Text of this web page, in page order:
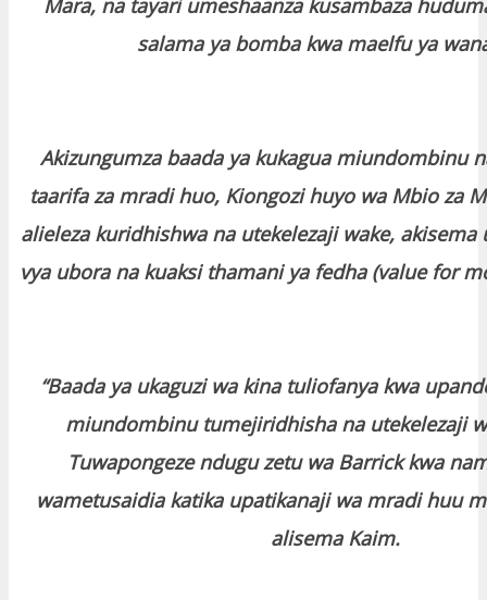
Mara, na tayari umeshaanza kusambaza
salama ya bomba kwa maelfu ya
Akizungumza baada ya kukagua miundombinu
taarifa za mradi huo, Kiongozi huyo wa Mbio za
alieleza kuridhishwa na utekelezaji wake,
vya ubora na kuaksi thamani ya fedha (value for
“Baada ya ukaguzi wa kina tuliofanya kwa
miundombinu tumejiridhisha na utekelezaji
Tuwapongeze ndugu zetu wa Barrick kwa
wametusaidia katika upatikanaji wa mradi huu
alisema Kaim.